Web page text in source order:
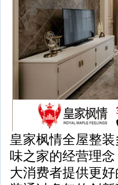
皇家枫情全屋整
味之家的经营理
大消费者提供更